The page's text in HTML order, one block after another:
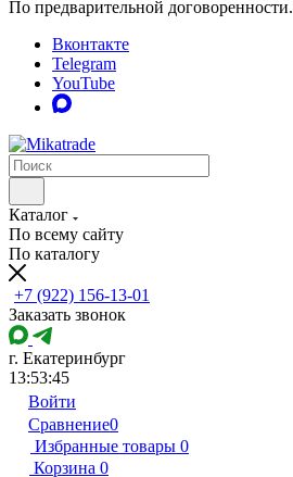
По предварительной договоренности.
Вконтакте
Telegram
YouTube
Каталог
По всему сайту
По каталогу
+7 (922) 156-13-01
Заказать звонок
г. Екатеринбург
13:53:45
Войти
Сравнение0
Избранные товары 0
Корзина 0